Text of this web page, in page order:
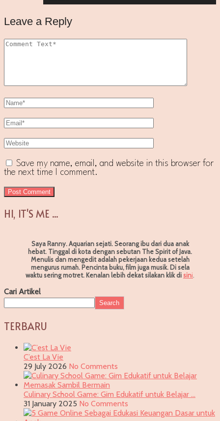
Leave a Reply
Save my name, email, and website in this browser for
the next time I comment.
HI, IT'S ME ...
Saya Ranny. Aquarian sejati. Seorang ibu dari dua anak
hebat. Tinggal di kota dengan sebutan The Spirit of Java.
Menulis dan mengedit adalah pekerjaan kedua setelah
mengurus rumah. Pencinta buku, film juga musik. Di sela
waktu sering motret. Kenalan lebih dekat silakan klik disini.
Cari Artikel
Search
TERBARU
C’est La Vie
29 July 2026 No Comments
Culinary School Game: Gim Edukatif untuk Belajar …
31 January 2025 No Comments